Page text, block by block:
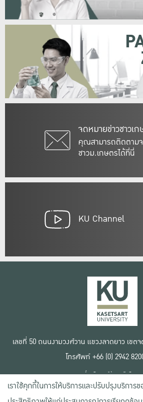
จดหมายข่าวชาวเ
คุณสามารถติดตาม
ชาวม.เกษตรได้ที่นี่
KU Channel
เลขที่ 50 ถนนงามวงศ์วาน แขวงลาดยาว เขต
โทรศัพท์ +66 (0) 2942
เงื่อนไขการใช้งานเว็บไซต์
ข้อตกลงด้านสิทธิ์ใช้งาน
นโยบายความเป็นส่วนตัว
เราใช้คุกกี้ในการให้บริการและปรับปรุงบริการ